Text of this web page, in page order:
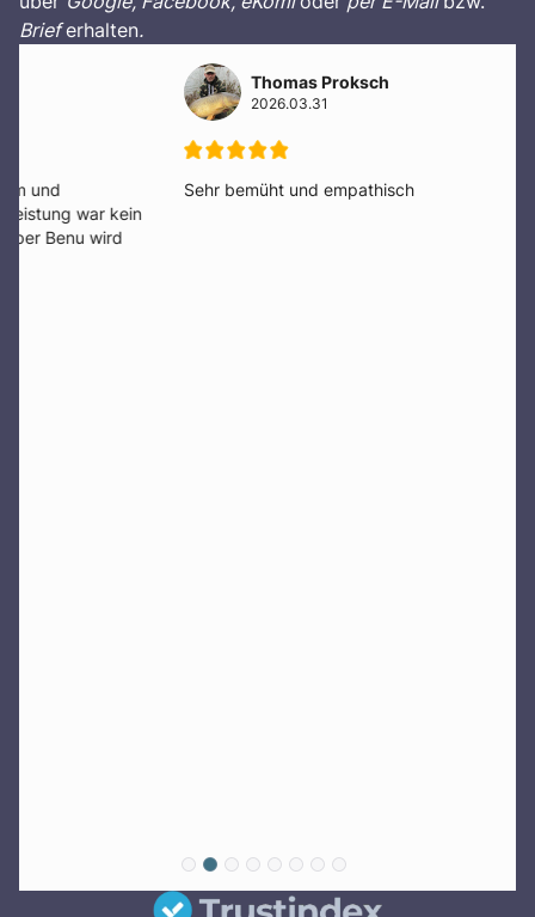
Brieferhalten.
Thomas Proksch
Sehr bemüht und empathisch